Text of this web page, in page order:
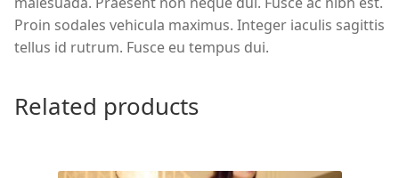
Proin sodales vehicula maximus. Integer iaculis sagittis
tellus id rutrum. Fusce eu tempus dui.
Related products